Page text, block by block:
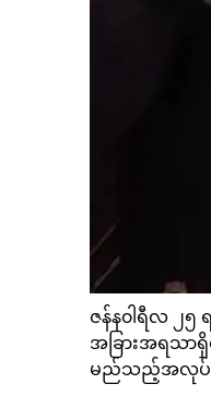
ဇန်န၀ါရီလ ၂၅
အခြားအရသာ
မည်သည့်အလုပ်မ